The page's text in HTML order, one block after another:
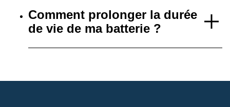
Comment prolonger la durée
de vie de ma batterie ?